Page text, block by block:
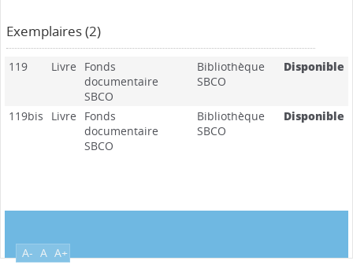
Exemplaires (2)
119 Livre
Fonds
documentaire
SBCO
Bibliothèque
SBCO
Disponible
119bis Livre
Fonds
documentaire
SBCO
Bibliothèque
SBCO
Disponible
A- A A+